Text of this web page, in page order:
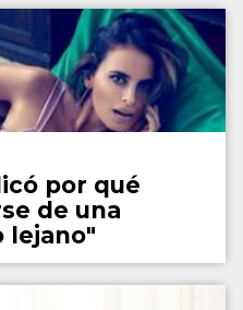
por qué
de una
lejano"